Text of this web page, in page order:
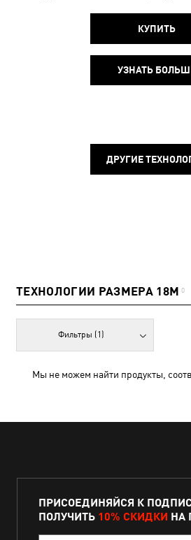
КУПИТЬ
УЗНАТЬ
ДРУГИЕ
ТЕХНОЛОГИИ РАЗМЕРА 18M 0
Фильтры (1)
Мы не можем найти продукты,
ПРИСОЕДИНЯЙСЯ К
ПОЛУЧИТЬ 10% СКИДКИ НА